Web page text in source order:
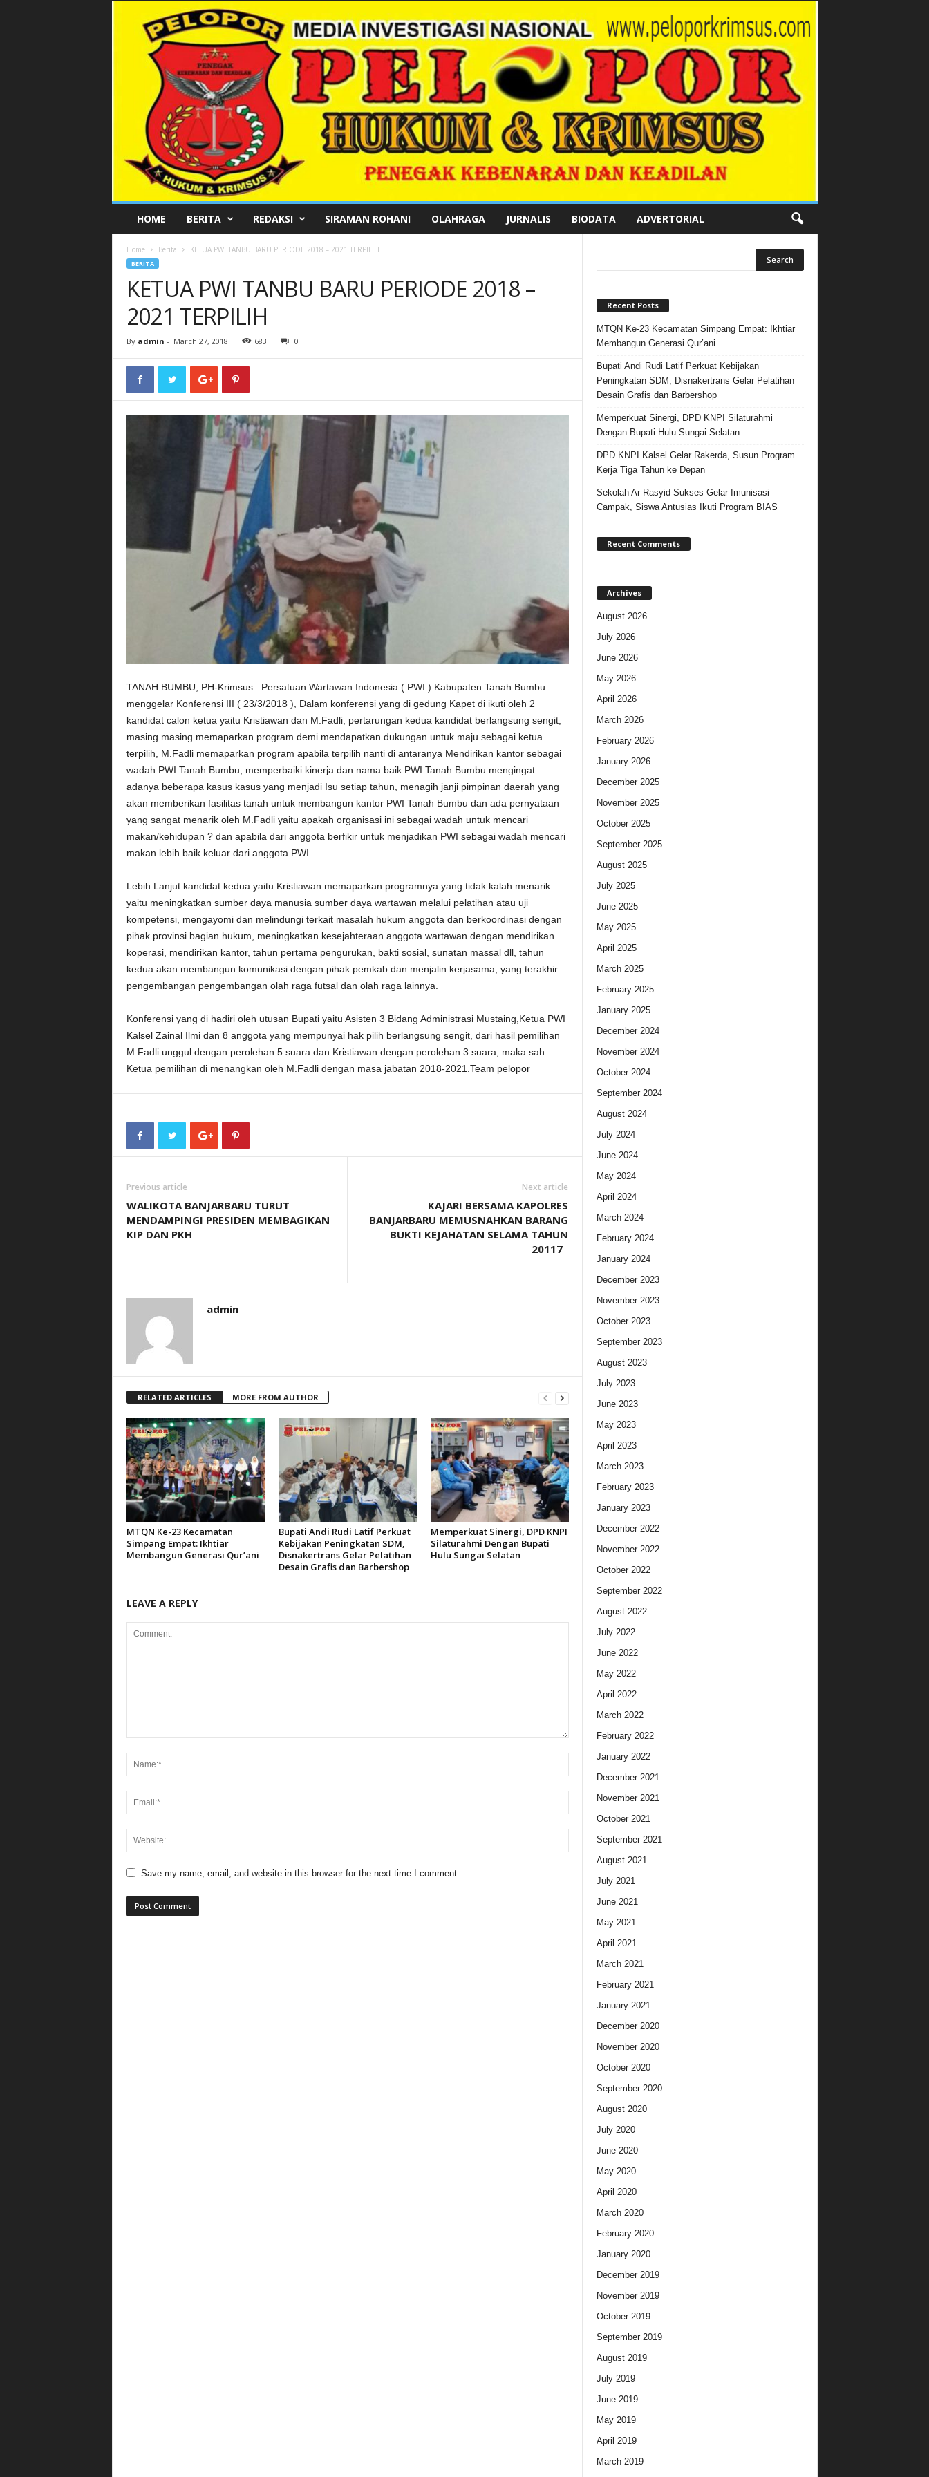
L
HOME BERITA REDAKSI SIRAMAN ROHANI OLAHRAGA JURNALIS BIODATA ADVERTORIAL
Home Berita KETUA PWI TANBU BARU PERIODE 2018 – 2021 TERPILIH
BERITA
KETUA PWI TANBU BARU PERIODE 2018 –
2021 TERPILIH
By admin - March 27, 2018 683 0
TANAH BUMBU, PH-Krimsus : Persatuan Wartawan Indonesia ( PWI ) Kabupaten Tanah Bumbu
menggelar Konferensi III ( 23/3/2018 ), Dalam konferensi yang di gedung Kapet di ikuti oleh 2
kandidat calon ketua yaitu Kristiawan dan M.Fadli, pertarungan kedua kandidat berlangsung sengit,
masing masing memaparkan program demi mendapatkan dukungan untuk maju sebagai ketua
terpilih, M.Fadli memaparkan program apabila terpilih nanti di antaranya Mendirikan kantor sebagai
wadah PWI Tanah Bumbu, memperbaiki kinerja dan nama baik PWI Tanah Bumbu mengingat
adanya beberapa kasus kasus yang menjadi Isu setiap tahun, menagih janji pimpinan daerah yang
akan memberikan fasilitas tanah untuk membangun kantor PWI Tanah Bumbu dan ada pernyataan
yang sangat menarik oleh M.Fadli yaitu apakah organisasi ini sebagai wadah untuk mencari
makan/kehidupan ? dan apabila dari anggota berfikir untuk menjadikan PWI sebagai wadah mencari
makan lebih baik keluar dari anggota PWI.
Lebih Lanjut kandidat kedua yaitu Kristiawan memaparkan programnya yang tidak kalah menarik
yaitu meningkatkan sumber daya manusia sumber daya wartawan melalui pelatihan atau uji
kompetensi, mengayomi dan melindungi terkait masalah hukum anggota dan berkoordinasi dengan
pihak provinsi bagian hukum, meningkatkan kesejahteraan anggota wartawan dengan mendirikan
koperasi, mendirikan kantor, tahun pertama pengurukan, bakti sosial, sunatan massal dll, tahun
kedua akan membangun komunikasi dengan pihak pemkab dan menjalin kerjasama, yang terakhir
pengembangan pengembangan olah raga futsal dan olah raga lainnya.
Konferensi yang di hadiri oleh utusan Bupati yaitu Asisten 3 Bidang Administrasi Mustaing,Ketua PWI
Kalsel Zainal Ilmi dan 8 anggota yang mempunyai hak pilih berlangsung sengit, dari hasil pemilihan
M.Fadli unggul dengan perolehan 5 suara dan Kristiawan dengan perolehan 3 suara, maka sah
Ketua pemilihan di menangkan oleh M.Fadli dengan masa jabatan 2018-2021.Team pelopor
Previous article
WALIKOTA BANJARBARU TURUT
MENDAMPINGI PRESIDEN MEMBAGIKAN
KIP DAN PKH
Next article
KAJARI BERSAMA KAPOLRES
BANJARBARU MEMUSNAHKAN BARANG
BUKTI KEJAHATAN SELAMA TAHUN
20117
admin
RELATED ARTICLES MORE FROM AUTHOR
MTQN Ke-23 Kecamatan
Simpang Empat: Ikhtiar
Membangun Generasi Qur’ani
Bupati Andi Rudi Latif Perkuat
Kebijakan Peningkatan SDM,
Disnakertrans Gelar Pelatihan
Desain Grafis dan Barbershop
Memperkuat Sinergi, DPD KNPI
Silaturahmi Dengan Bupati
Hulu Sungai Selatan
LEAVE A REPLY
Save my name, email, and website in this browser for the next time I comment.
Recent Posts
MTQN Ke-23 Kecamatan Simpang Empat: Ikhtiar
Membangun Generasi Qur’ani
Bupati Andi Rudi Latif Perkuat Kebijakan
Peningkatan SDM, Disnakertrans Gelar Pelatihan
Desain Grafis dan Barbershop
Memperkuat Sinergi, DPD KNPI Silaturahmi
Dengan Bupati Hulu Sungai Selatan
DPD KNPI Kalsel Gelar Rakerda, Susun Program
Kerja Tiga Tahun ke Depan
Sekolah Ar Rasyid Sukses Gelar Imunisasi
Campak, Siswa Antusias Ikuti Program BIAS
Recent Comments
Archives
August 2026
July 2026
June 2026
May 2026
April 2026
March 2026
February 2026
January 2026
December 2025
November 2025
October 2025
September 2025
August 2025
July 2025
June 2025
May 2025
April 2025
March 2025
February 2025
January 2025
December 2024
November 2024
October 2024
September 2024
August 2024
July 2024
June 2024
May 2024
April 2024
March 2024
February 2024
January 2024
December 2023
November 2023
October 2023
September 2023
August 2023
July 2023
June 2023
May 2023
April 2023
March 2023
February 2023
January 2023
December 2022
November 2022
October 2022
September 2022
August 2022
July 2022
June 2022
May 2022
April 2022
March 2022
February 2022
January 2022
December 2021
November 2021
October 2021
September 2021
August 2021
July 2021
June 2021
May 2021
April 2021
March 2021
February 2021
January 2021
December 2020
November 2020
October 2020
September 2020
August 2020
July 2020
June 2020
May 2020
April 2020
March 2020
February 2020
January 2020
December 2019
November 2019
October 2019
September 2019
August 2019
July 2019
June 2019
May 2019
April 2019
March 2019